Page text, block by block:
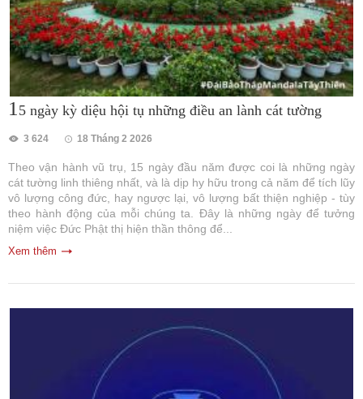
1 5 ngày kỳ diệu hội tụ những điều an lành cát tường
3 624 18 Tháng 2 2026
Theo vận hành vũ trụ, 15 ngày đầu năm được coi là những ngày
cát tường linh thiêng nhất, và là dịp hy hữu trong cả năm để tích lũy
vô lượng công đức, hay ngược lại, vô lượng bất thiện nghiệp - tùy
theo hành động của mỗi chúng ta. Đây là những ngày để tưởng
niệm việc Đức Phật thị hiện thần thông để...
Xem thêm